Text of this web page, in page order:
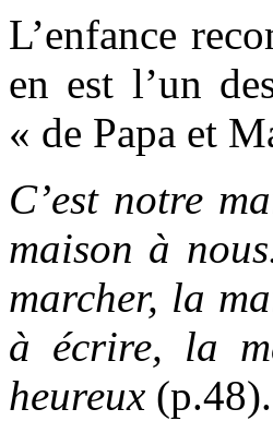
L’enfance
en est l’un
« de Papa et
C’est notre
maison à
marcher, la
à écrire, la
heureux (p.48).